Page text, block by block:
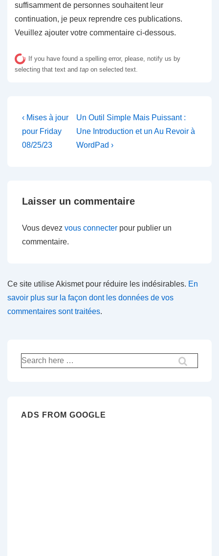
suffisamment de personnes souhaitent leur
continuation, je peux reprendre ces publications.
Veuillez ajouter votre commentaire ci-dessous.
If you have found a spelling error, please, notify us by
selecting that text and tap on selected text.
Navigation
de
l’article
Previous
Post
is
‹ Mises à jour
pour Friday
08/25/23
Next
Post
is
Un Outil Simple Mais Puissant :
Une Introduction et un Au Revoir à
WordPad ›
Laisser un commentaire
Vous devez vous connecter pour publier un
commentaire.
Ce site utilise Akismet pour réduire les indésirables. En
savoir plus sur la façon dont les données de vos
commentaires sont traitées.
Recherche
pour:
ADS FROM GOOGLE